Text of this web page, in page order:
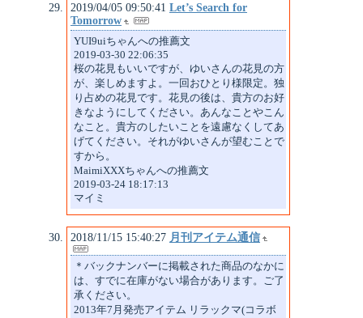
2019/04/05 09:50:41 Let’s Search for
Tomorrow
YUI9uiちゃんへの推薦文
2019-03-30 22:06:35
桜の花見もいいですが、ゆいさんの花見の方
が、楽しめますよ。一回おひとり様限定。独
り占めの花見です。花見の後は、貴方のお好
きなようにしてください。あんなことやこん
なこと。貴方のしたいことを遠慮なくしてあ
げてください。それがゆいさんが望むことで
すから。
MaimiXXXちゃんへの推薦文
2019-03-24 18:17:13
マイミ
2018/11/15 15:40:27 月刊アイテム通信
＊バックナンバーに掲載された商品のなかに
は、すでに在庫がない場合があります。ご了
承ください。
2013年7月発売アイテム リラックマ(コラボ